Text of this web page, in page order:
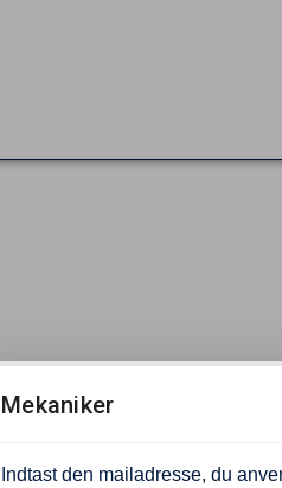
Mekaniker
Indtast den mailadresse, du